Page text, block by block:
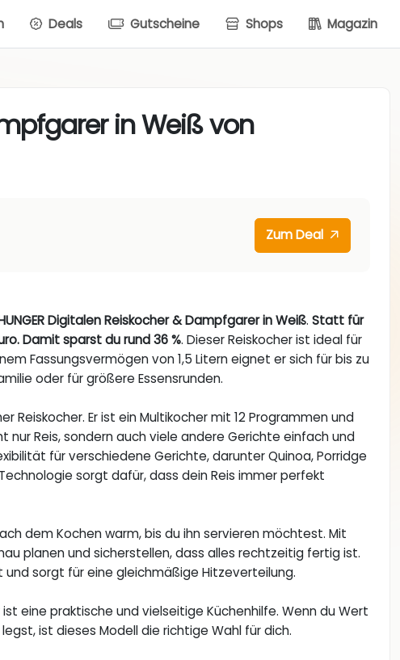
Deals Gutscheine Shops Magazin
in Weiß von
Zum Deal
Digitalen Reiskocher & Dampfgarer in Weiß.Statt für
Damit sparst du rund 36 %. Dieser Reiskocher ist ideal für
Fassungsvermögen von 1,5 Litern eignet er sich für bis zu
oder für größere Essensrunden.
Reiskocher. Er ist ein Multikocher mit 12 Programmen und
Reis, sondern auch viele andere Gerichte einfach und
für verschiedene Gerichte, darunter Quinoa, Porridge
sorgt dafür, dass dein Reis immer perfekt
dem Kochen warm, bis du ihn servieren möchtest. Mit
planen und sicherstellen, dass alles rechtzeitig fertig ist.
sorgt für eine gleichmäßige Hitzeverteilung.
ist eine praktische und vielseitige Küchenhilfe. Wenn du Wert
ist dieses Modell die richtige Wahl für dich.